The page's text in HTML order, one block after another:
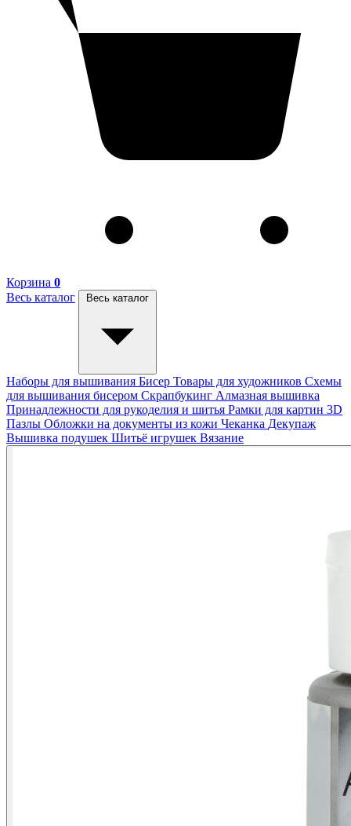
Корзина 0
Весь каталог
Весь каталог
Наборы для вышивания Бисер Товары для художников Схемы
для вышивания бисером Скрапбукинг Алмазная вышивка
Принадлежности для рукоделия и шитья Рамки для картин 3D
Пазлы Обложки на документы из кожи Чеканка Декупаж
Вышивка подушек Шитьё игрушек Вязание